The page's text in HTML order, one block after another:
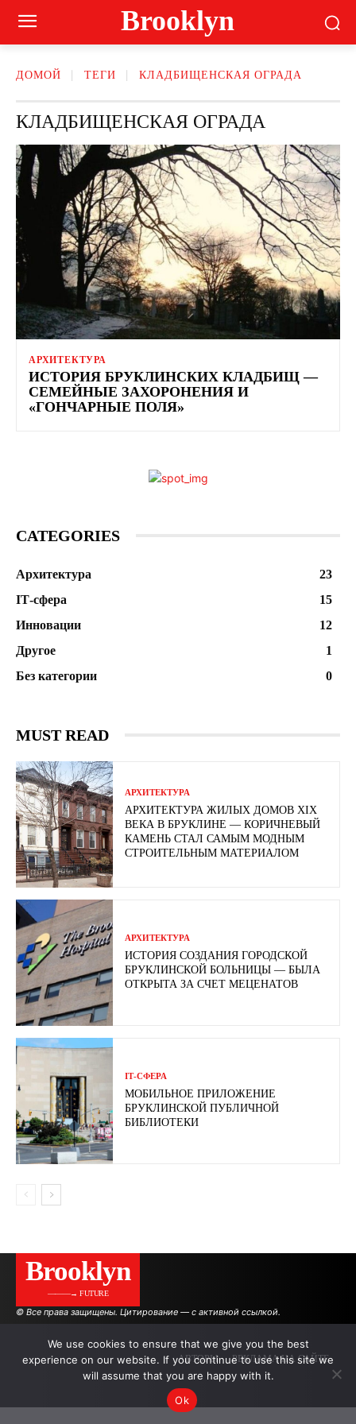
Brooklyn
ДОМОЙ ТЕГИ КЛАДБИЩЕНСКАЯ ОГРАДА
КЛАДБИЩЕНСКАЯ ОГРАДА
АРХИТЕКТУРА
ИСТОРИЯ БРУКЛИНСКИХ КЛАДБИЩ —
СЕМЕЙНЫЕ ЗАХОРОНЕНИЯ И
«ГОНЧАРНЫЕ ПОЛЯ»
CATEGORIES
Архитектура
23
ІТ-сфера
15
Инновации
12
Другое
1
Без категории
0
MUST READ
АРХИТЕКТУРА
АРХИТЕКТУРА ЖИЛЫХ ДОМОВ XIX
ВЕКА В БРУКЛИНЕ — КОРИЧНЕВЫЙ
КАМЕНЬ СТАЛ САМЫМ МОДНЫМ
СТРОИТЕЛЬНЫМ МАТЕРИАЛОМ
АРХИТЕКТУРА
ИСТОРИЯ СОЗДАНИЯ ГОРОДСКОЙ
БРУКЛИНСКОЙ БОЛЬНИЦЫ — БЫЛА
ОТКРЫТА ЗА СЧЕТ МЕЦЕНАТОВ
ІТ-СФЕРА
МОБИЛЬНОЕ ПРИЛОЖЕНИЕ
БРУКЛИНСКОЙ ПУБЛИЧНОЙ
БИБЛИОТЕКИ
Brooklyn
———→ FUTURE
© Все права защищены. Цитирование — с активной ссылкой.
АВТОРЫ РЕКЛАМА НА САЙТЕ
We use cookies to ensure that we give you the best
experience on our website. If you continue to use this site we
will assume that you are happy with it.
Ok